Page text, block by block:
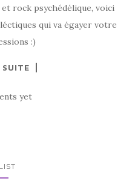
rock psychédélique, voici
qui va égayer votre
:)
yet